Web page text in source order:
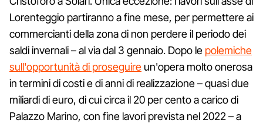
Lorenteggio partiranno a fine mese, per permettere ai
commercianti della zona di non perdere il periodo dei
saldi invernali – al via dal 3 gennaio. Dopo le polemiche
sull'opportunità di proseguire un'opera molto onerosa
in termini di costi e di anni di realizzazione – quasi due
miliardi di euro, di cui circa il 20 per cento a carico di
Palazzo Marino, con fine lavori prevista nel 2022 – a